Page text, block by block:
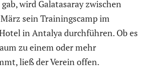
wird Galatasaray zwischen
sein Trainingscamp im
in Antalya durchführen. Ob es
zu einem oder mehr
ließ der Verein offen.